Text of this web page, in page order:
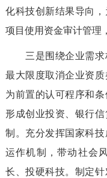
化科技创新结果导向，
项目使用资金审计管理 ，
三是围绕企业需
最大限度取消企业资
为前置的认可程序和
形成创业投资、银行
制。充分发挥国家科
运作机制，带动社会
长、投硬科技。制定针